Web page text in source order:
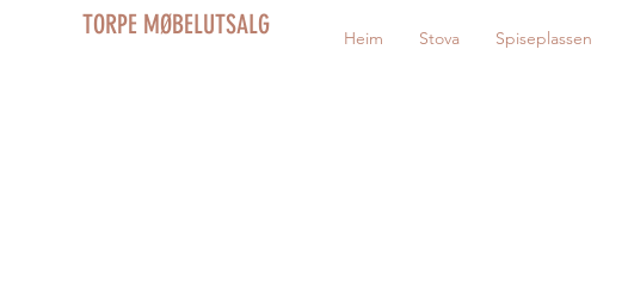
TORPE MØBELUTSALG Heim Stova Spiseplassen